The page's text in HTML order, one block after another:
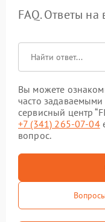
FAQ. Ответы на
Вы можете
часто
сервисный центр
+7 (341) 265-07-04
вопрос.